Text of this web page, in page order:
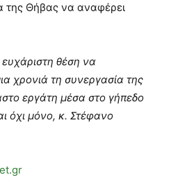
της Θήβας να αναφέρει
θέση να
χρονιά τη συνεργασία της
εργάτη μέσα στο γήπεδο
όχι μόνο, κ. Στέφανο